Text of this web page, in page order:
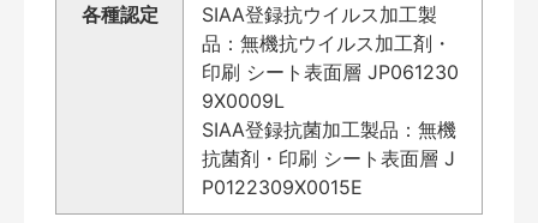
各種認定
SIAA登録抗ウイルス加工製
品：無機抗ウイルス加工剤・
印刷 シート表面層 JP061230
9X0009L
SIAA登録抗菌加工製品：無機
抗菌剤・印刷 シート表面層 J
P0122309X0015E